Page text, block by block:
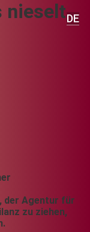
DE
nieselt
der Agentur für
zu ziehen,